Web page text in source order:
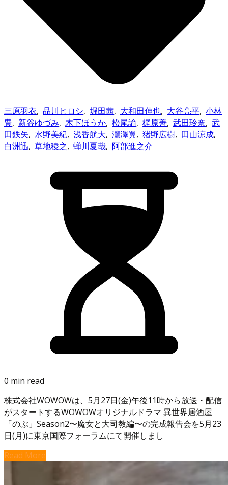
三原羽衣, 品川ヒロシ, 堀田茜, 大和田伸也, 大谷亮平, 小林
豊, 新谷ゆづみ, 木下ほうか, 松尾諭, 梶原善, 武田玲奈, 武
田鉄矢, 水野美紀, 浅香航大, 瀧澤翼, 猪野広樹, 田山涼成,
白洲迅, 草地稜之, 蝉川夏哉, 阿部進之介
0 min read
株式会社WOWOWは、5月27日(金)午後11時から放送・配信
がスタートするWOWOWオリジナルドラマ 異世界居酒屋
「のぶ」Season2〜魔女と大司教編〜の完成報告会を5月23
日(月)に東京国際フォーラムにて開催しまし
Read More